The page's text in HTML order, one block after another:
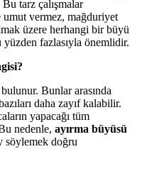
tarz çalışmalar
umut vermez, mağduriyet
üzere herhangi bir büyü
yüzden fazlasıyla önemlidir.
Bunlar arasında
daha zayıf kalabilir.
yapacağı tüm
nedenle, ayırma büyüsü
söylemek doğru